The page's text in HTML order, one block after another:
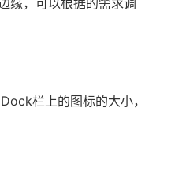
栏上的图标的大小，